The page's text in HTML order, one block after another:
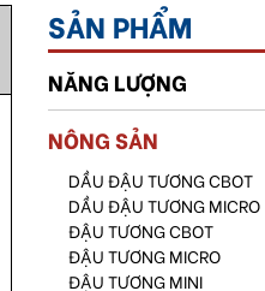
SẢN PHẨM
NĂNG LƯỢNG
NÔNG SẢN
DẦU ĐẬU TƯƠNG CBOT
DẦU ĐẬU TƯƠNG MICRO
ĐẬU TƯƠNG CBOT
ĐẬU TƯƠNG MICRO
ĐẬU TƯƠNG MINI